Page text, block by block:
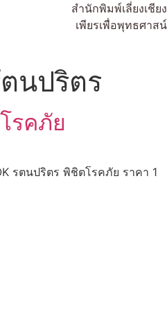
สำนักพิมพ์เลี่ยงเชียง
เพียรเพื่อพุทธศาสน์
นปริตร
รคภัย
รตนปริตร พิชิตโรคภัย ราคา 1